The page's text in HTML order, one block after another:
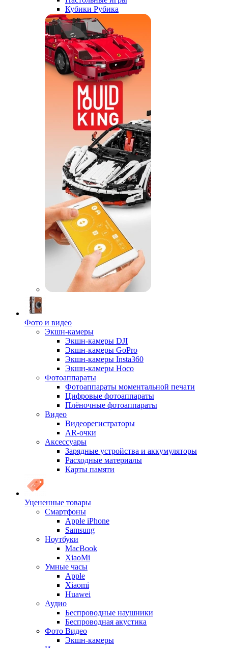
Кубики Рубика
Фото и видео
Экшн-камеры
Экшн-камеры DJI
Экшн-камеры GoPro
Экшн-камеры Insta360
Экшн-камеры Hoco
Фотоаппараты
Фотоаппараты моментальной печати
Цифровые фотоаппараты
Плёночные фотоаппараты
Видео
Видеорегистраторы
AR-очки
Аксессуары
Зарядные устройства и аккумуляторы
Расходные материалы
Карты памяти
Уцененные товары
Cмартфоны
Apple iPhone
Samsung
Ноутбуки
MacBook
XiaoMi
Умные часы
Apple
Xiaomi
Huawei
Аудио
Беспроводные наушники
Беспроводная акустика
Фото Видео
Экшн-камеры